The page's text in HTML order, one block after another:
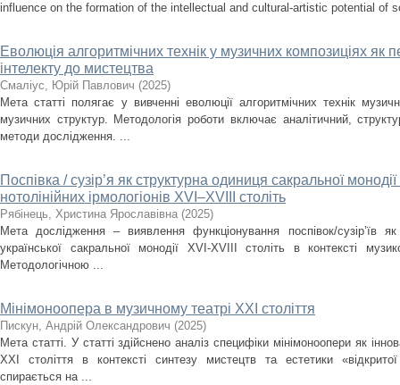
influence on the formation of the intellectual and cultural-artistic potential of
Еволюція алгоритмічних технік у музичних композиціях як
інтелекту до мистецтва
Смаліус, Юрій Павлович (2025)
Мета статті полягає у вивченні еволюції алгоритмічних технік
музичних структур. Методологія роботи включає аналітичний,
методи дослідження. ...
Поспівка / сузір’я як структурна одиниця сакральної
нотолінійних ірмологіонів XVI–XVIII століть
Рябінець, Христина Ярославівна (2025)
Мета дослідження – виявлення функціонування поспівок/сузір’їв
української сакральної монодії XVI-XVIII cтоліть в контексті
Методологічною ...
Мінімоноопера в музичному театрі ХХІ століття
Пискун, Андрій Олександрович (2025)
Мета статті. У статті здійснено аналіз специфіки мінімоноопери як
ХХІ століття в контексті синтезу мистецтв та естетики
спирається на ...